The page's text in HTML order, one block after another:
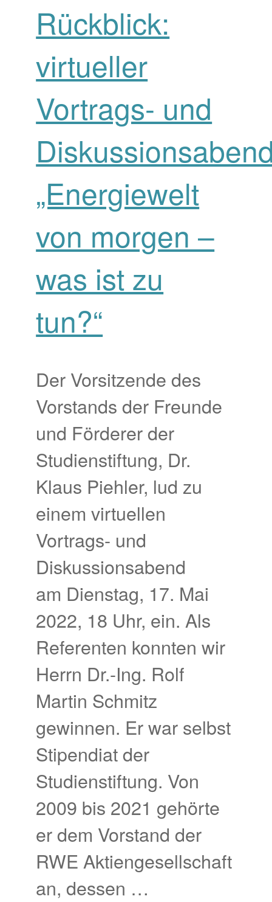
Rückblick:
virtueller
Vortrags- und
„Energiewelt
von morgen –
was ist zu
tun?“
Der Vorsitzende des
Vorstands der Freunde
und Förderer der
Studienstiftung, Dr.
Klaus Piehler, lud zu
einem virtuellen
Vortrags- und
Diskussionsabend
am Dienstag, 17. Mai
2022, 18 Uhr, ein. Als
Referenten konnten wir
Herrn Dr.-Ing. Rolf
Martin Schmitz
gewinnen. Er war selbst
Stipendiat der
Studienstiftung. Von
2009 bis 2021 gehörte
er dem Vorstand der
RWE Aktiengesellschaft
an, dessen …